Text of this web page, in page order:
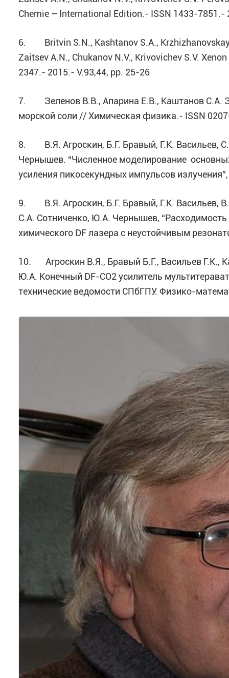
Chemie – International Edition.- ISSN 1433-7851.-
6. Britvin S.N., Kashtanov S.A., Krzhizhanovskaya
Zaitsev A.N., Chukanov N.V., Krivovichev S.V.
2347.- 2015.- V.93,44, pp. 25-26
7. Зеленов В.В., Апарина Е.В., Каштанов С.А.
морской соли // Химическая физика.- ISSN
8. В.Я. Агроскин, Б.Г. Бравый, Г.К. Васильев,
Чернышев. “Численное моделирование
усиления пикосекундных импульсов
9. В.Я. Агроскин, Б.Г. Бравый, Г.К. Васильев,
С.А. Сотниченко, Ю.А. Чернышев,
химического DF лазера с неустойчивым
10. Агроскин В.Я., Бравый Б.Г., Васильев Г.К.,
Ю.А. Конечный DF-CО2 усилитель
технические ведомости СПбГПУ. Физико-